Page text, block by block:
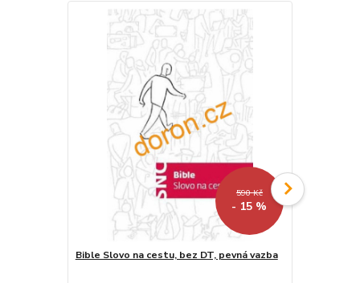
590 Kč
- 15 %
Bible Slovo na cestu, bez DT, pevná vazba